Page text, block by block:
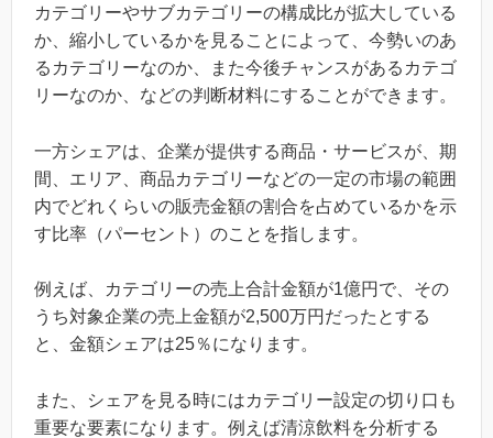
カテゴリーやサブカテゴリーの構成比が拡大している
か、縮小しているかを見ることによって、今勢いのあ
るカテゴリーなのか、また今後チャンスがあるカテゴ
リーなのか、などの判断材料にすることができます。
一方シェアは、企業が提供する商品・サービスが、期
間、エリア、商品カテゴリーなどの一定の市場の範囲
内でどれくらいの販売金額の割合を占めているかを示
す比率（パーセント）のことを指します。
例えば、カテゴリーの売上合計金額が1億円で、その
うち対象企業の売上金額が2,500万円だったとする
と、金額シェアは25％になります。
また、シェアを見る時にはカテゴリー設定の切り口も
重要な要素になります。例えば清涼飲料を分析する